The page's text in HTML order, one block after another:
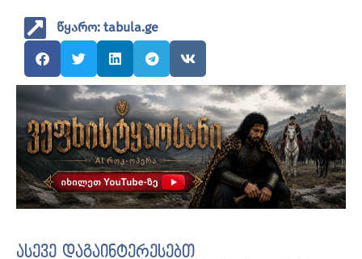
წყარო: tabula.ge
ასევე დაგაინტერესებთ